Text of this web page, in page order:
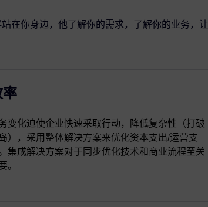
在你身边，他了解你的需求，了解你的业务，让
率
变化迫使企业快速采取行动，降低复杂性（打破
），采用整体解决方案来优化资本支出/运营支
集成解决方案对于同步优化技术和商业流程至关
。